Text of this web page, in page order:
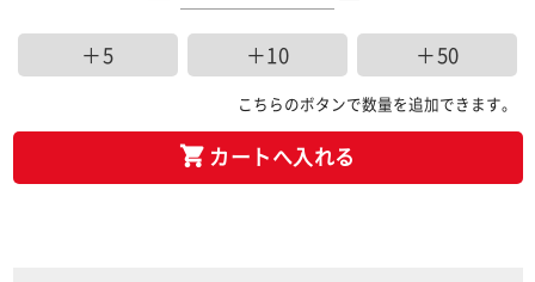
＋5 ＋10 ＋50
こちらのボタンで数量を追加できます。
カートへ入れる